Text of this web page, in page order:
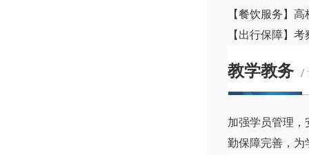
【餐饮服务】
【出行保障】
教学教务 /
加强学员管理，
勤保障完善，为